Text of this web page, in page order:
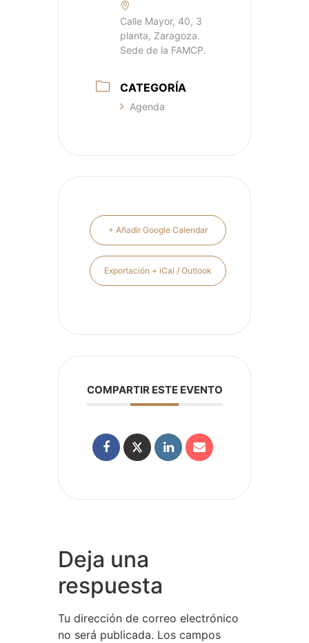
Calle Mayor, 40, 3
planta, Zaragoza.
Sede de la FAMCP.
CATEGORÍA
Agenda
+ Añadir Google Calendar
Exportación + iCal / Outlook
COMPARTIR ESTE EVENTO
Deja una
respuesta
Tu dirección de correo electrónico
no será publicada. Los campos